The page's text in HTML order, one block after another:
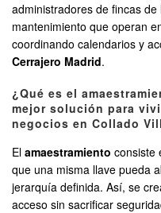
administradores de fincas
mantenimiento que operan
coordinando calendarios y
Cerrajero Madrid.
¿Qué es el
mejor solución para
negocios en Collado
El amaestramiento consiste
que una misma llave pueda
jerarquía definida. Así, se
acceso sin sacrificar